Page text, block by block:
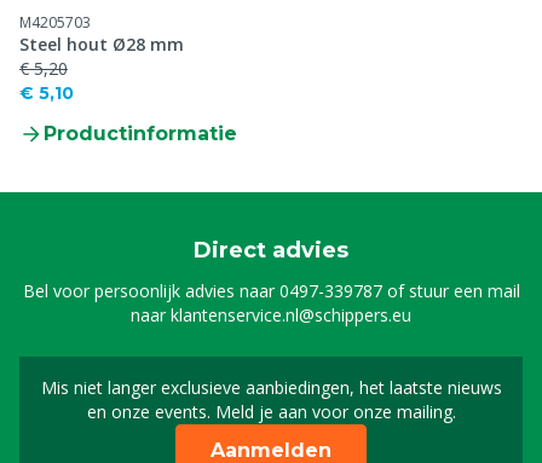
M4205703
Steel hout Ø28 mm
€ 5,20
€ 5,10
Productinformatie
Direct advies
Bel voor persoonlijk advies naar0497-339787of stuur een mail
naarklantenservice.nl@schippers.eu
Mis niet langer exclusieve aanbiedingen, het laatste nieuws
en onze events. Meld je aan voor onze mailing.
Schrijf je in voor onze
Aanmelden